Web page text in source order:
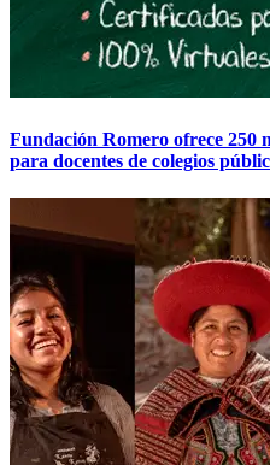
Fundación Romero ofrece 250
para docentes de colegios